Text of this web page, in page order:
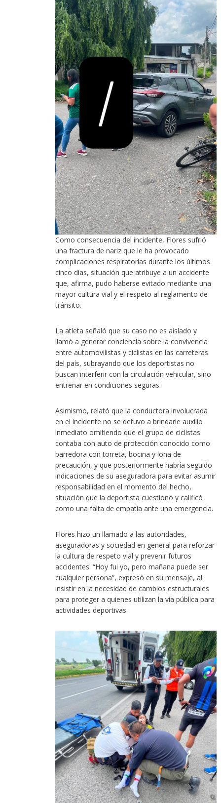
Como consecuencia del incidente, Flores sufrió
una fractura de nariz que le ha provocado
complicaciones respiratorias durante los últimos
cinco días, situación que atribuye a un accidente
que, afirma, pudo haberse evitado mediante una
mayor cultura vial y el respeto al reglamento de
tránsito.
La atleta señaló que su caso no es aislado y
llamó a generar conciencia sobre la convivencia
entre automovilistas y ciclistas en las carreteras
del país, subrayando que los deportistas no
buscan interferir con la circulación vehicular, sino
entrenar en condiciones seguras.
Asimismo, relató que la conductora involucrada
en el incidente no se detuvo a brindarle auxilio
inmediato omitiendo que el grupo de ciclistas
contaba con auto de protección conocido como
barredora con torreta, bocina y lona de
precaución, y que posteriormente habría seguido
indicaciones de su aseguradora para evitar asumir
responsabilidad en el momento del hecho,
situación que la deportista cuestionó y calificó
como una falta de empatía ante una emergencia.
Flores hizo un llamado a las autoridades,
aseguradoras y sociedad en general para reforzar
la cultura de respeto vial y prevenir futuros
accidentes: “Hoy fui yo, pero mañana puede ser
cualquier persona”, expresó en su mensaje, al
insistir en la necesidad de cambios estructurales
para proteger a quienes utilizan la vía pública para
actividades deportivas.